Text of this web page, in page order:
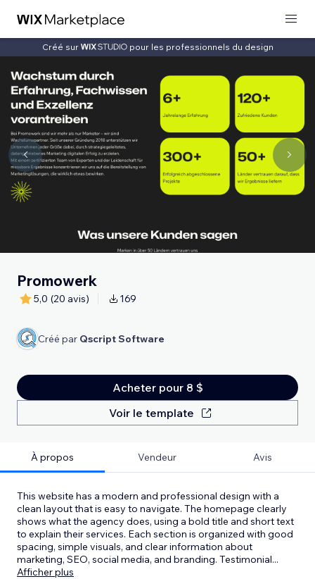
Créé sur pour les professionnels du design
Promowerk
5,0 (20 avis) 169
Créé par Qscript Software
Acheter pour 8 $
Voir le template
À propos Vendeur Avis
This website has a modern and professional design with a
clean layout that is easy to navigate. The homepage clearly
shows what the agency does, using a bold title and short text
to explain their services. Each section is organized with good
spacing, simple visuals, and clear information about
marketing, SEO, social media, and branding. Testimonial...
Afficher plus